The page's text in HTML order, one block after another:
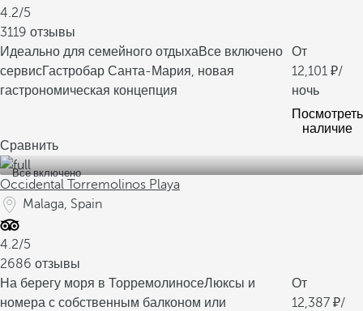
4.2/5
3119 отзывы
Идеально для семейного отдыхаВсе включено
сервисГастробар Санта-Мария, новая
гастрономическая концепция
От
12,101
/
ночь
Посмотреть
наличие
Сравнить
Все включено
Occidental Torremolinos Playa
Malaga, Spain
4.2/5
2686 отзывы
На берегу моря в ТорремолиносеЛюксы и
номера с собственным балконом или
От
12,387
/